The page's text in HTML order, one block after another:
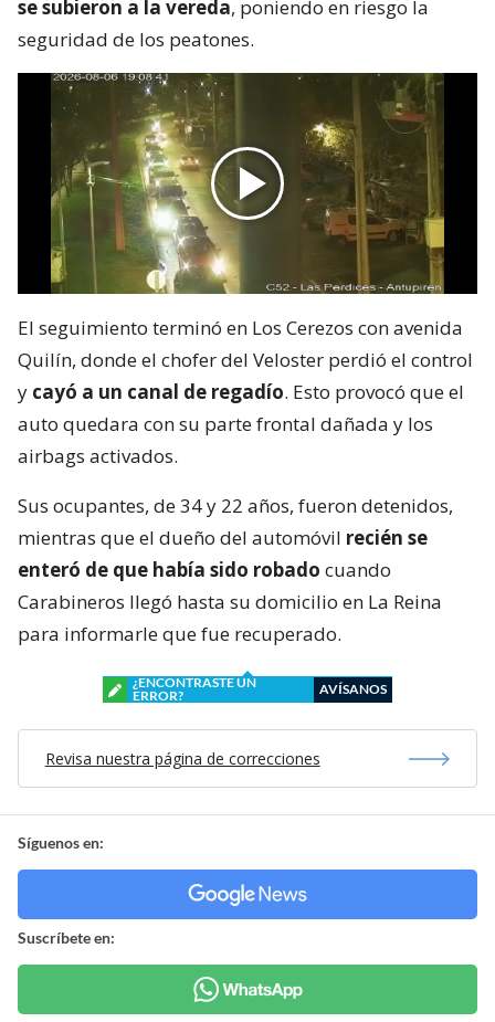
se subieron a la vereda, poniendo en riesgo la
seguridad de los peatones.
El seguimiento terminó en Los Cerezos con avenida
Quilín, donde el chofer del Veloster perdió el control
y cayó a un canal de regadío. Esto provocó que el
auto quedara con su parte frontal dañada y los
airbags activados.
Sus ocupantes, de 34 y 22 años, fueron detenidos,
mientras que el dueño del automóvil recién se
enteró de que había sido robado cuando
Carabineros llegó hasta su domicilio en La Reina
para informarle que fue recuperado.
¿ENCONTRASTE UN
ERROR?
AVÍSANOS
Revisa nuestra página de correcciones
Síguenos en:
Suscríbete en: